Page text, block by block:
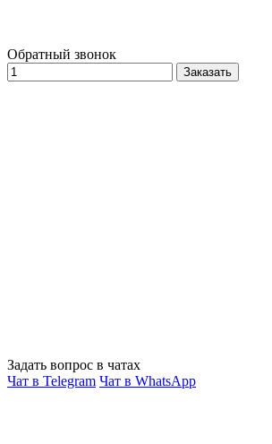
Обратный звонок
Заказать
Задать вопрос в чатах
Чат в Telegram Чат в WhatsApp